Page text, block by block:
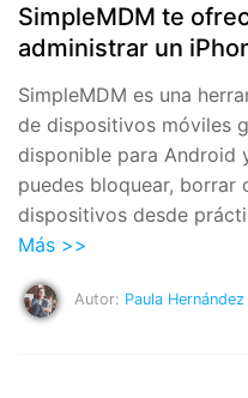
SimpleMDM te
administrar un
SimpleMDM es una
de dispositivos móviles
disponible para Android
puedes bloquear,
dispositivos desde
Más >>
Autor: Paula Hernández